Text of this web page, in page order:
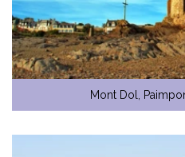
Mont Dol,